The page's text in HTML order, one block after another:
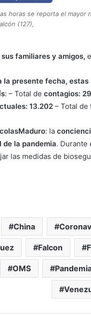
horas se reporta el mayor
(127),
familiares y amigos,
la presente fecha,
: – Total decontagios:
13.202 – Total de
: la
la pandemia.
las medidas de
China
Falcon
OMS